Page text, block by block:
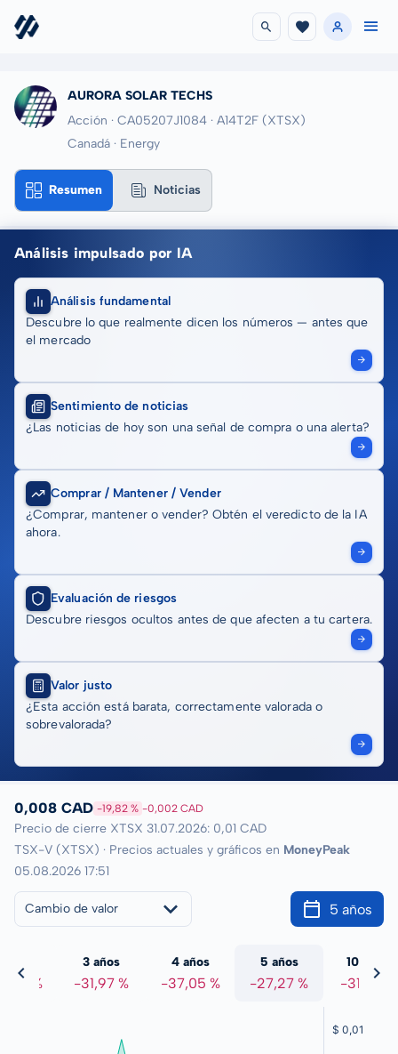
AURORA SOLAR TECHS
Acción · CA05207J1084 · A14T2F (XTSX)
Canadá · Energy
Resumen Noticias
Análisis impulsado por IA
Análisis fundamental
Descubre lo que realmente dicen los números — antes que
el mercado
Sentimiento de noticias
¿Las noticias de hoy son una señal de compra o una alerta?
Comprar / Mantener / Vender
¿Comprar, mantener o vender? Obtén el veredicto de la IA
ahora.
Evaluación de riesgos
Descubre riesgos ocultos antes de que afecten a tu cartera.
Valor justo
¿Esta acción está barata, correctamente valorada o
sobrevalorada?
0,008 CAD -19,82 % -0,002 CAD
Precio de cierre XTSX 31.07.2026: 0,01 CAD
TSX-V (XTSX) · Precios actuales y gráficos en MoneyPeak
05.08.2026 17:51
Cambio de valor 5 años
%
3 años
-31,97 %
4 años
-37,05 %
5 años
-27,27 %
10 años
-31,47 %